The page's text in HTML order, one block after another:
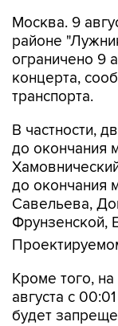
Москва. 9
районе
ограничено 9
концерта,
транспорта.
В частности,
до окончания
до окончания
Савельева,
Фрунзенской,
Кроме того, на
августа с
будет